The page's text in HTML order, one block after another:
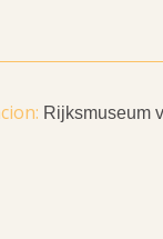
Rijksmuseum